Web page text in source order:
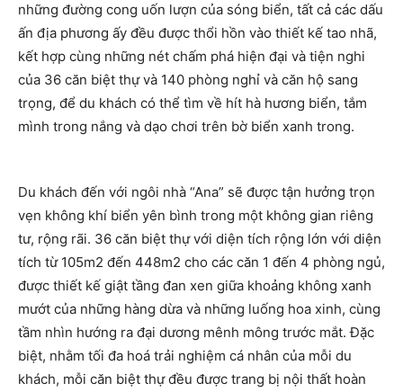
những đường cong uốn lượn của sóng biển, tất cả các dấu
ấn địa phương ấy đều được thổi hồn vào thiết kế tao nhã,
kết hợp cùng những nét chấm phá hiện đại và tiện nghi
của 36 căn biệt thự và 140 phòng nghỉ và căn hộ sang
trọng, để du khách có thể tìm về hít hà hương biển, tắm
mình trong nắng và dạo chơi trên bờ biển xanh trong.
Du khách đến với ngôi nhà “Ana” sẽ được tận hưởng trọn
vẹn không khí biển yên bình trong một không gian riêng
tư, rộng rãi. 36 căn biệt thự với diện tích rộng lớn với diện
tích từ 105m2 đến 448m2 cho các căn 1 đến 4 phòng ngủ,
được thiết kế giật tầng đan xen giữa khoảng không xanh
mướt của những hàng dừa và những luống hoa xinh, cùng
tầm nhìn hướng ra đại dương mênh mông trước mắt. Đặc
biệt, nhằm tối đa hoá trải nghiệm cá nhân của mỗi du
khách, mỗi căn biệt thự đều được trang bị nội thất hoàn